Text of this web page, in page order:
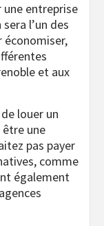
une entreprise
l’un des
économiser,
et aux
louer un
être une
pas payer
comme
également